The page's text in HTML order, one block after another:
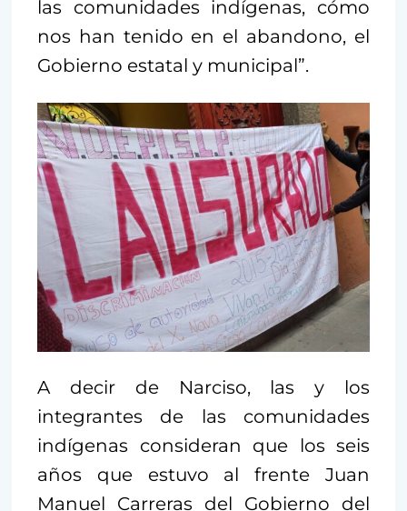
las comunidades indígenas, cómo
nos han tenido en el abandono, el
Gobierno estatal y municipal”.
A decir de Narciso, las y los
integrantes de las comunidades
indígenas consideran que los seis
años que estuvo al frente Juan
Manuel Carreras del Gobierno del